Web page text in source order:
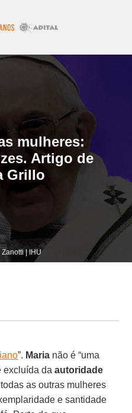
mulheres:
Artigo de
Grillo
| IHU
”. Maria não é “uma
excluída daautoridade
as outras mulheres
e santidade